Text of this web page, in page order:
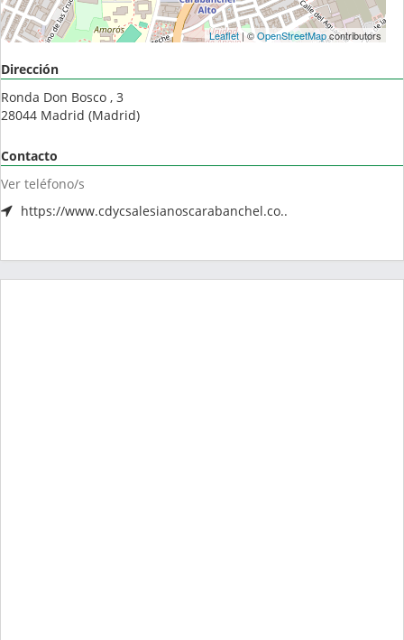
Leaflet| ©OpenStreetMapcontributors
Dirección
Ronda Don Bosco , 3
28044 Madrid (Madrid)
Contacto
Ver teléfono/s
https://www.cdycsalesianoscarabanchel.co..